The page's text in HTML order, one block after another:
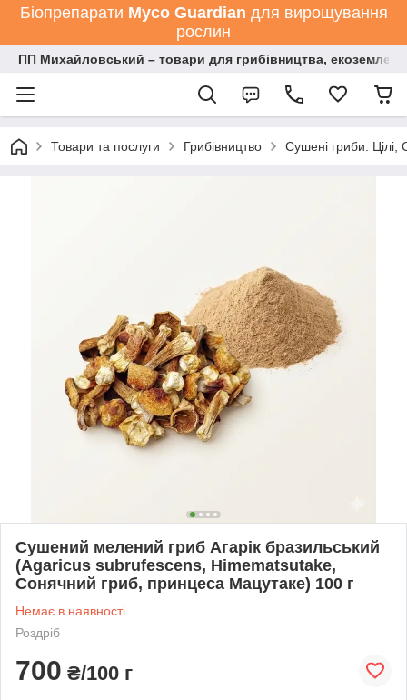
Біопрепарати Мyco Guardian для вирощування
рослин
ПП Михайловський – товари для грибівництва,
Товари та послуги Грибівництво Сушені гриби:
Сушений мелений гриб Агарік бразильський
(Agaricus subrufescens, Himematsutake,
Сонячний гриб, принцеса Мацутаке) 100 г
Немає в наявності
Роздріб
700 ₴/100 г